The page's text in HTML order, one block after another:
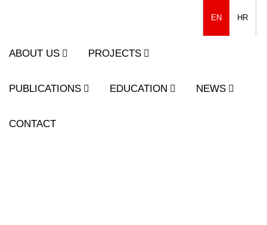
EN HR
ABOUT US PROJECTS
PUBLICATIONS EDUCATION NEWS
CONTACT